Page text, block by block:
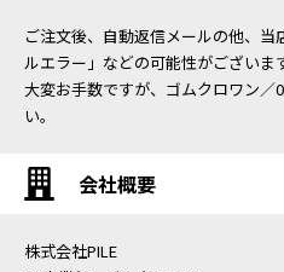
ご注文後、自動返信メールの他、
ルエラー」などの可能性がございます
大変お手数ですが、ゴムクロワン／
い。
会社概要
株式会社PILE